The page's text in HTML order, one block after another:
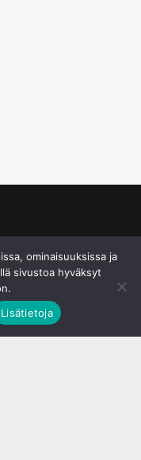
ominaisuuksissa ja
sivustoa hyväksyt
Lisätietoja